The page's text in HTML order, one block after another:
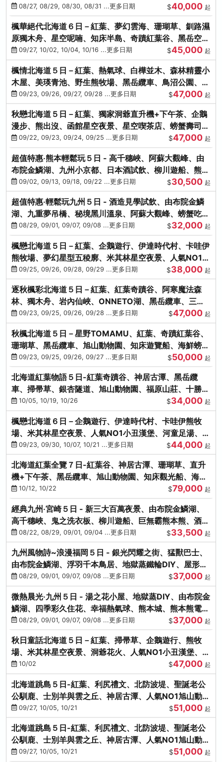
市場08/27, 08/29, 08/30, 08/31 ...更多日期 $40,000 起
楓華絕代北海道６日－紅葉、夢幻雲海、珊瑚草、釧路濕
原獨木舟、星空呢喃、知床半島、奇蹟紅葉谷、黑岳空中
纜車、旭山動物園
09/27, 10/02, 10/04, 10/16 ...更多日期 $45,000 起
楓情北海道５日－紅葉、熱氣球、白樺並木、森林精靈小
木屋、美瑛青池、野生熊牧場、黑岳纜車、鳥沼公園、紅
葉奇蹟谷、螃蟹吃到飽
09/23, 09/26, 09/27, 09/28 ...更多日期 $47,000 起
秋戀北海道５日－紅葉、獨家洞爺直升機+下午茶、企鵝
漫步、熊出沒、函館星空夜景、星空喫茶店、螃蟹壽司、
海膽、三大螃蟹放題
09/22, 09/23, 09/24, 09/25 ...更多日期 $47,000 起
超值特惠‧熊本輕鬆玩５日 - 高千穗峽、阿蘇大觀峰、由
布院金鱗湖、九州小京都、日本酒試飲、柳川遊船、熊本
城、熊本AEON
09/02, 09/13, 09/18, 09/22 ...更多日期 $30,500 起
超值特惠‧輕鬆玩九州５日 - 酒造見學試飲、由布院金鱗
湖、九重夢吊橋、秘境黑川溫泉、阿蘇大觀峰、螃蟹吃到
飽08/29, 09/01, 09/07, 09/08 ...更多日期 $32,000 起
楓戀北海道５日－紅葉、企鵝遊行、伊達時代村、卡哇伊
熊牧場、夢幻星型五稜廓、米其林星空夜景、人氣NO1小
丑漢堡、洞爺花火
09/25, 09/26, 09/28, 09/29 ...更多日期 $38,000 起
逐秋楓彩北海道５日－紅葉、紅葉奇蹟谷、阿寒魔法森
林、獨木舟、岩內仙峽、ONNETO湖、黑岳纜車、三國
峠、豐平峽、螃蟹溫泉
09/23, 09/25, 09/26, 09/28 ...更多日期 $47,000 起
秋楓北海道５日－星野TOMAMU、紅葉、奇蹟紅葉谷、
珊瑚草、黑岳纜車、旭山動物園、知床遊覽船、海鮮螃蟹
和牛吃到飽
09/23, 09/25, 09/26, 09/27 ...更多日期 $50,000 起
北海道紅葉物語５日-紅葉奇蹟谷、神居古潭、黑岳纜
車、掃帚草、銀杏隧道、旭山動物園、福原山莊、十勝牧
場、冰的美術館
10/05, 10/19, 10/26 $34,000 起
楓戀北海道６日－企鵝遊行、伊達時代村、卡哇伊熊牧
場、米其林星空夜景、人氣NO1小丑漢堡、河童足湯、奇
幻燈遊步道、洞爺花火
09/23, 09/30, 10/07, 10/21 ...更多日期 $44,000 起
北海道紅葉全覽７日-紅葉谷、神居古潭、珊瑚草、直升
機+下午茶、黑岳纜車、旭山動物園、知床觀光船、海膽
涮涮鍋(不進免稅店)
10/12, 10/22 $79,000 起
經典九州‧宮崎５日 - 新三大百萬夜景、由布院金鱗湖、
高千穗峽、鬼之洗衣板、柳川遊船、巨無霸熊本熊、酒造
見學試飲
08/22, 08/29, 09/01, 09/04 ...更多日期 $33,500 起
九州風物詩~浪漫福岡５日 - 銀光閃耀之街、猛獸巴士、
由布院金鱗湖、浮羽千本鳥居、地獄蒸鐵輪DIY、屋形船
晚宴、鸕鶿捕魚
08/29, 09/01, 09/07, 09/08 ...更多日期 $37,000 起
微熱晨光‧九州５日 - 湯之花小屋、地獄蒸DIY、由布院金
鱗湖、四季彩久住花、幸福熱氣球、熊本城、熊本熊電
鐵、螃蟹吃到飽
08/29, 09/01, 09/07, 09/08 ...更多日期 $37,000 起
秋日童話北海道５日－紅葉、掃帚草、企鵝遊行、熊牧
場、米其林星空夜景、洞爺花火、人氣NO1小丑漢堡、螃
蟹放題(千/函)
10/02 $47,000 起
北海道跳島５日-紅葉、利尻禮文、北防波堤、聖誕老公
公馴鹿、士別羊與雲之丘、神居古潭、人氣NO1旭山動物
園、海膽涮涮鍋
09/27, 10/05, 10/21 $51,000 起
北海道跳島５日-紅葉、利尻禮文、北防波堤、聖誕老公
公馴鹿、士別羊與雲之丘、神居古潭、人氣NO1旭山動物
園、海膽涮涮鍋
09/27, 10/05, 10/21 $51,000 起